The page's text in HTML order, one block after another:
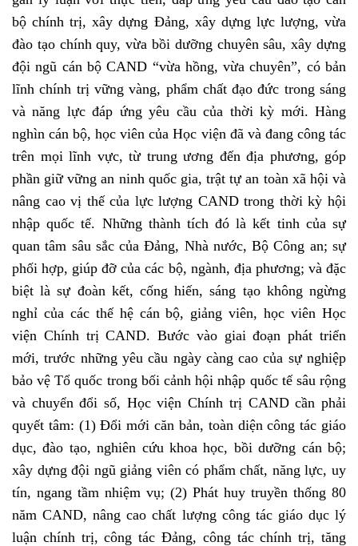
bộ chính trị, xây dựng Đảng, xây dựng lực lượng, vừa
đào tạo chính quy, vừa bồi dưỡng chuyên sâu, xây dựng
đội ngũ cán bộ CAND “vừa hồng, vừa chuyên”, có bản
lĩnh chính trị vững vàng, phẩm chất đạo đức trong sáng
và năng lực đáp ứng yêu cầu của thời kỳ mới. Hàng
nghìn cán bộ, học viên của Học viện đã và đang công tác
trên mọi lĩnh vực, từ trung ương đến địa phương, góp
phần giữ vững an ninh quốc gia, trật tự an toàn xã hội và
nâng cao vị thế của lực lượng CAND trong thời kỳ hội
nhập quốc tế. Những thành tích đó là kết tinh của sự
quan tâm sâu sắc của Đảng, Nhà nước, Bộ Công an; sự
phối hợp, giúp đỡ của các bộ, ngành, địa phương; và đặc
biệt là sự đoàn kết, cống hiến, sáng tạo không ngừng
nghỉ của các thế hệ cán bộ, giảng viên, học viên Học
viện Chính trị CAND. Bước vào giai đoạn phát triển
mới, trước những yêu cầu ngày càng cao của sự nghiệp
bảo vệ Tổ quốc trong bối cảnh hội nhập quốc tế sâu rộng
và chuyển đổi số, Học viện Chính trị CAND cần phải
quyết tâm: (1) Đổi mới căn bản, toàn diện công tác giáo
dục, đào tạo, nghiên cứu khoa học, bồi dưỡng cán bộ;
xây dựng đội ngũ giảng viên có phẩm chất, năng lực, uy
tín, ngang tầm nhiệm vụ; (2) Phát huy truyền thống 80
năm CAND, nâng cao chất lượng công tác giáo dục lý
luận chính trị, công tác Đảng, công tác chính trị, tăng